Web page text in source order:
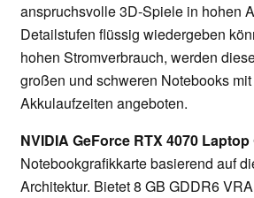
anspruchsvolle 3D-Spiele in hohen
Detailstufen flüssig wiedergeben
hohen Stromverbrauch, werden
großen und schweren Notebooks
Akkulaufzeiten angeboten.
NVIDIA GeForce RTX 4070 Laptop
Notebookgrafikkarte basierend auf
Architektur. Bietet 8 GB GDDR6